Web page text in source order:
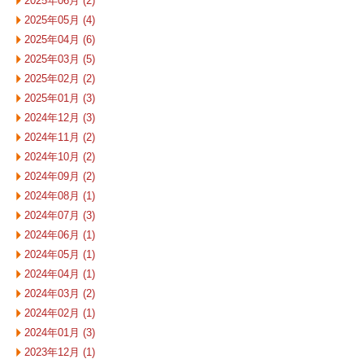
2025年05月 (4)
2025年04月 (6)
2025年03月 (5)
2025年02月 (2)
2025年01月 (3)
2024年12月 (3)
2024年11月 (2)
2024年10月 (2)
2024年09月 (2)
2024年08月 (1)
2024年07月 (3)
2024年06月 (1)
2024年05月 (1)
2024年04月 (1)
2024年03月 (2)
2024年02月 (1)
2024年01月 (3)
2023年12月 (1)